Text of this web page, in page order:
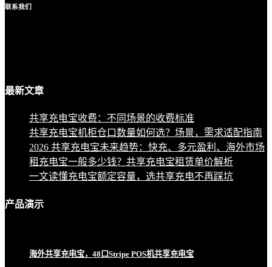
联系我们
最新文章
共享充电宝收费：不同场景的收费标准
共享充电宝机柜仓口数量如何选？场景，需求适配指南
2026 共享充电宝未来趋势：快充、多元盈利、海外市场
租充电宝一般多少钱？共享充电宝租赁单价解析
一文读懂充电宝额定容量，选共享充电不再踩坑
产品演示
海外共享充电宝，48口Stripe POS机共享充电宝